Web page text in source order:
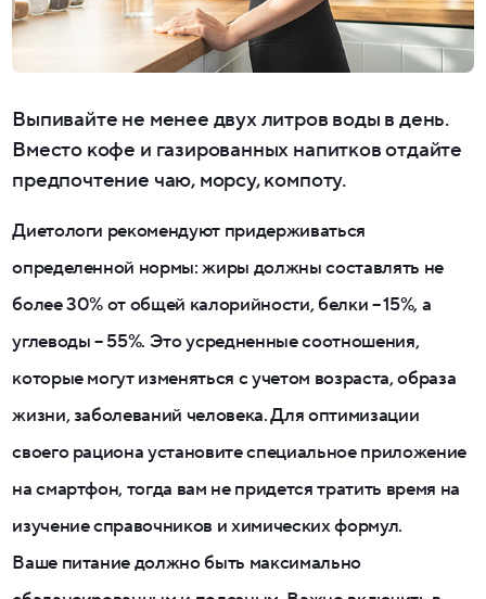
Выпивайте не менее двух литров воды в день.
Вместо кофе и газированных напитков отдайте
предпочтение чаю, морсу, компоту.
Диетологи рекомендуют придерживаться
определенной нормы: жиры должны составлять не
более 30% от общей калорийности, белки – 15%, а
углеводы – 55%. Это усредненные соотношения,
которые могут изменяться с учетом возраста, образа
жизни, заболеваний человека. Для оптимизации
своего рациона установите специальное приложение
на смартфон, тогда вам не придется тратить время на
изучение справочников и химических формул.
Ваше питание должно быть максимально